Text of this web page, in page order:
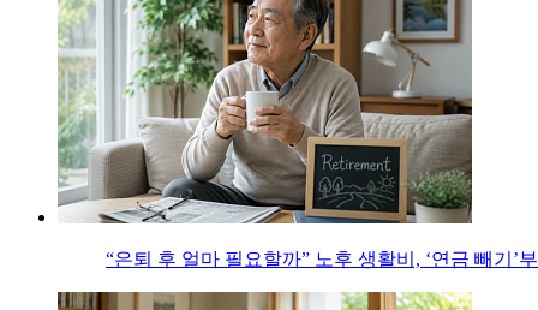
“은퇴 후 얼마 필요할까” 노후 생활비, ‘연금 빼기’